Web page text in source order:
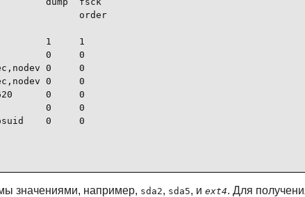
order
1     1
0     0
0     0
0     0
0     0
0     0
0     0
значениями, например, sda2, sda5, и ext4. Для